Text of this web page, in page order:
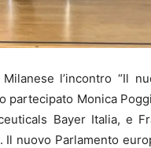
l’incontro “Il
partecipato Monica
Bayer Italia, e
nuovo Parlamento